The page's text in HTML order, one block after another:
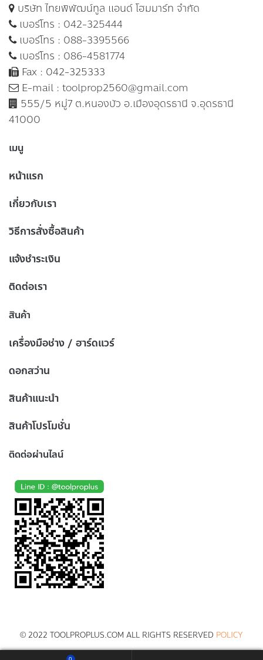
บริษัท ไทยพิพัฒน์ทูล แอนด์ โฮมมาร์ท จำกัด
เบอร์โทร : 042-325444
เบอร์โทร : 088-3395566
เบอร์โทร : 086-4581774
Fax : 042-325333
E-mail : toolprop2560@gmail.com
555/5 หมู่7 ต.หนองบัว อ.เมืองอุดรธานี จ.อุดรธานี
41000
เมนู
หน้าแรก
เกี่ยวกับเรา
วิธีการสั่งซื้อสินค้า
แจ้งชำระเงิน
ติดต่อเรา
สินค้า
เครื่องมือช่าง / ฮาร์ดแวร์
ดอกสว่าน
สินค้าแนะนำ
สินค้าโปรโมชั่น
ติดต่อผ่านไลน์
© 2022 TOOLPROPLUS.COM ALL RIGHTS RESERVED POLICY